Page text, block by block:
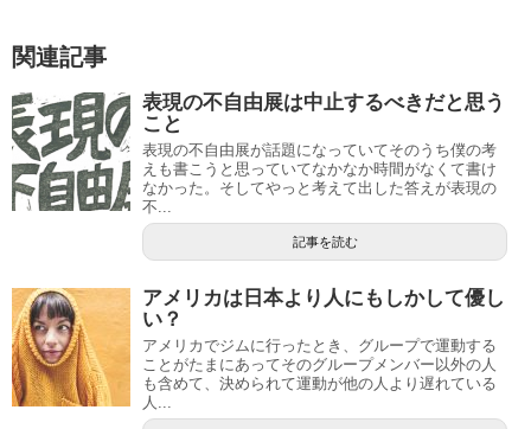
関連記事
表現の不自由展は中止するべきだと思う
こと
表現の不自由展が話題になっていてそのうち僕の考
えも書こうと思っていてなかなか時間がなくて書け
なかった。そしてやっと考えて出した答えが表現の
不...
記事を読む
アメリカは日本より人にもしかして優し
い？
アメリカでジムに行ったとき、グループで運動する
ことがたまにあってそのグループメンバー以外の人
も含めて、決められて運動が他の人より遅れている
人...